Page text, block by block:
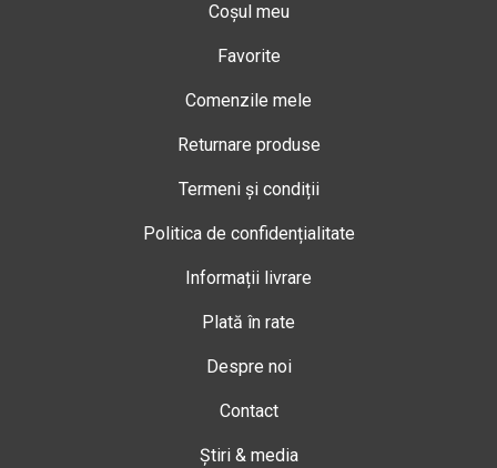
Coșul meu
Favorite
Comenzile mele
Returnare produse
Termeni și condiții
Politica de confidențialitate
Informații livrare
Plată în rate
Despre noi
Contact
Știri & media